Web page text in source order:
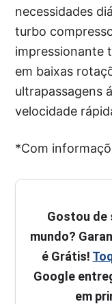
necessidades
turbo
impressionante
em baixas
ultrapassagens
velocidade
*Com
Gostou de
mundo?
é Grátis!
Google
em